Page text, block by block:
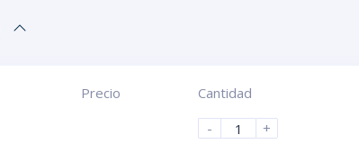
Precio
Cantidad
-
+